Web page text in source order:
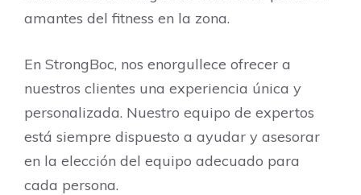
amantes del fitness en la zona.
En StrongBoc, nos enorgullece ofrecer a
nuestros clientes una experiencia única y
personalizada. Nuestro equipo de expertos
está siempre dispuesto a ayudar y asesorar
en la elección del equipo adecuado para
cada persona.